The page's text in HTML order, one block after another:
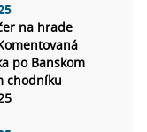
na hrade
po Banskom
chodníku